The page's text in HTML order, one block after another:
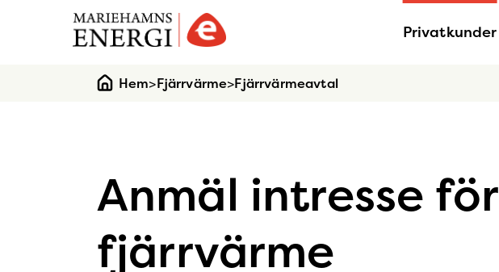
Gå
till
startsidan
Privatkunder
Hem>Fjärrvärme>Fjärrvärmeavtal
Anmäl intresse för
fjärrvärme